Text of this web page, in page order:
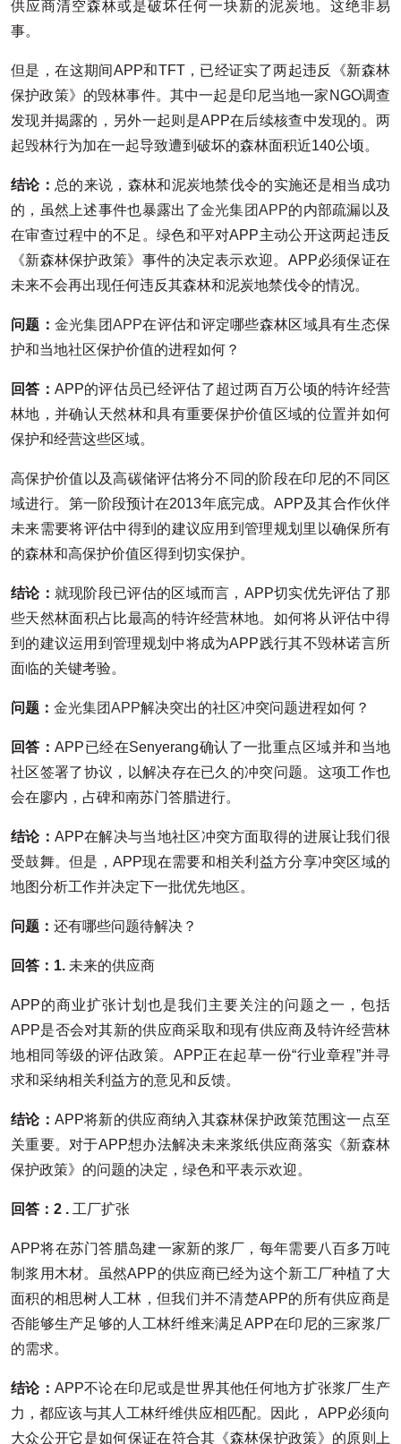
供应商清空森林或是破坏任何一块新的泥炭地。这绝非易
事。
但是，在这期间APP和TFT，已经证实了两起违反《新森林
保护政策》的毁林事件。其中一起是印尼当地一家NGO调查
发现并揭露的，另外一起则是APP在后续核查中发现的。两
起毁林行为加在一起导致遭到破坏的森林面积近140公顷。
结论： 总的来说，森林和泥炭地禁伐令的实施还是相当成功
的，虽然上述事件也暴露出了金光集团APP的内部疏漏以及
在审查过程中的不足。绿色和平对APP主动公开这两起违反
《新森林保护政策》事件的决定表示欢迎。APP必须保证在
未来不会再出现任何违反其森林和泥炭地禁伐令的情况。
问题： 金光集团APP在评估和评定哪些森林区域具有生态保
护和当地社区保护价值的进程如何？
回答： APP的评估员已经评估了超过两百万公顷的特许经营
林地，并确认天然林和具有重要保护价值区域的位置并如何
保护和经营这些区域。
高保护价值以及高碳储评估将分不同的阶段在印尼的不同区
域进行。第一阶段预计在2013年底完成。APP及其合作伙伴
未来需要将评估中得到的建议应用到管理规划里以确保所有
的森林和高保护价值区得到切实保护。
结论： 就现阶段已评估的区域而言，APP切实优先评估了那
些天然林面积占比最高的特许经营林地。如何将从评估中得
到的建议运用到管理规划中将成为APP践行其不毁林诺言所
面临的关键考验。
问题： 金光集团APP解决突出的社区冲突问题进程如何？
回答：APP已经在Senyerang确认了一批重点区域并和当地
社区签署了协议，以解决存在已久的冲突问题。这项工作也
会在廖内，占碑和南苏门答腊进行。
结论： APP在解决与当地社区冲突方面取得的进展让我们很
受鼓舞。但是，APP现在需要和相关利益方分享冲突区域的
地图分析工作并决定下一批优先地区。
问题： 还有哪些问题待解决？
回答：1. 未来的供应商
APP的商业扩张计划也是我们主要关注的问题之一，包括
APP是否会对其新的供应商采取和现有供应商及特许经营林
地相同等级的评估政策。APP正在起草一份“行业章程”并寻
求和采纳相关利益方的意见和反馈。
结论： APP将新的供应商纳入其森林保护政策范围这一点至
关重要。对于APP想办法解决未来浆纸供应商落实《新森林
保护政策》的问题的决定，绿色和平表示欢迎。
回答：2 . 工厂扩张
APP将在苏门答腊岛建一家新的浆厂，每年需要八百多万吨
制浆用木材。虽然APP的供应商已经为这个新工厂种植了大
面积的相思树人工林，但我们并不清楚APP的所有供应商是
否能够生产足够的人工林纤维来满足APP在印尼的三家浆厂
的需求。
结论： APP不论在印尼或是世界其他任何地方扩张浆厂生产
力，都应该与其人工林纤维供应相匹配。因此， APP必须向
大众公开它是如何保证在符合其《森林保护政策》的原则上